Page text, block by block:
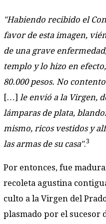
"Habiendo recibido el
favor de esta imagen,
de una grave
templo y lo hizo en
80.000 pesos. No
[…] le envió a la Virgen,
lámparas de plata,
mismo, ricos vestidos y
las armas de su casa".3
Por entonces, fue
recoleta agustina
culto a la Virgen del
plasmado por el sucesor